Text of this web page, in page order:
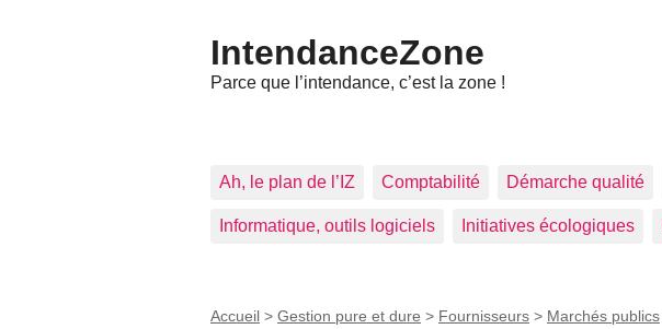
IntendanceZone
Parce que l’intendance, c’est la zone !
Ah, le plan de l’IZ Comptabilité Démarche qualité
Informatique, outils logiciels Initiatives écologiques
Accueil > Gestion pure et dure > Fournisseurs > Marchés publics